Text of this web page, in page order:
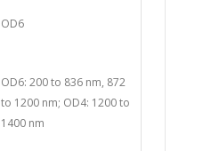
OD6
OD6: 200 to 836 nm, 872
to 1200 nm; OD4: 1200 to
1400 nm